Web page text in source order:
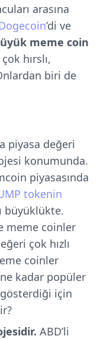
arasına
’di ve
meme coin
hırslı,
biri de
piyasa değeri
konumunda.
piyasasında
tokenin
büyüklükte.
meme coinler
çok hızlı
coinler
ne kadar popüler
için
ABD’li